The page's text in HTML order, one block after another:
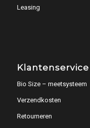
Leasing
Klantenservice
Bio Size – meetsysteem
Verzendkosten
Retourneren